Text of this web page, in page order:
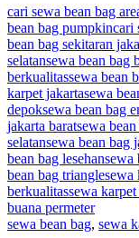
cari sewa bean bag
bean bag pumpkincari
bean bag sekitaran
selatansewa bean bag
berkualitassewa bean
karpet jakartasewa
depoksewa bean bag
jakarta baratsewa
selatansewa bean bag
bean bag lesehansewa
bean bag trianglesewa
berkualitassewa
buana permeter
sewa bean bag, sewa